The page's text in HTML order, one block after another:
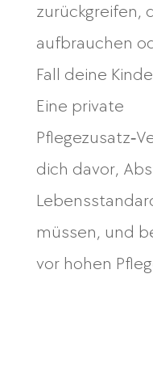
zurückgreifen,
aufbrauchen
Fall deine
Eine private
dich davor,
müssen, und
vor hohen